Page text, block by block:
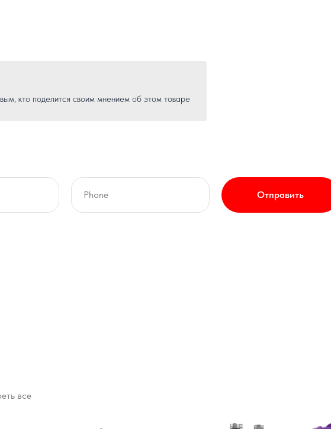
кто поделится своим мнением об этом товаре
Отправить
все